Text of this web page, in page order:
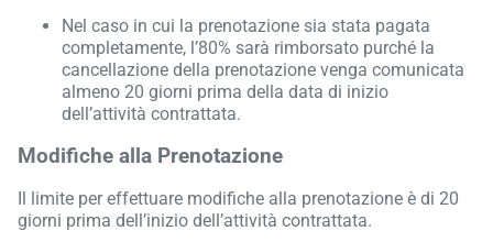
Nel caso in cui la prenotazione sia stata pagata
completamente, l’80% sarà rimborsato purché la
cancellazione della prenotazione venga comunicata
almeno 20 giorni prima della data di inizio
dell’attività contrattata.
Modifiche alla Prenotazione
Il limite per effettuare modifiche alla prenotazione è di 20
giorni prima dell’inizio dell’attività contrattata.